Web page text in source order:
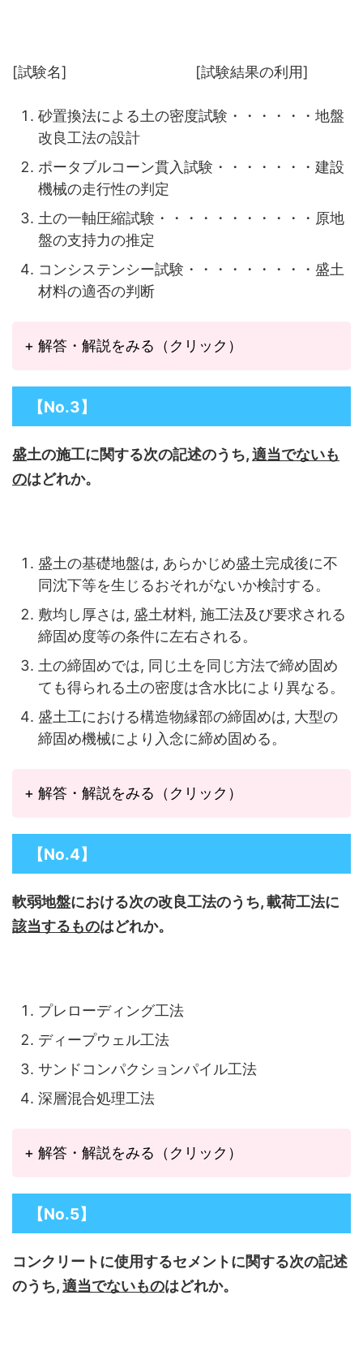
[試験名] [試験結果の利用]
砂置換法による土の密度試験・・・・・・地盤
改良工法の設計
ポータブルコーン貫入試験・・・・・・・建設
機械の走行性の判定
土の一軸圧縮試験・・・・・・・・・・・原地
盤の支持力の推定
コンシステンシー試験・・・・・・・・・盛土
材料の適否の判断
+ 解答・解説をみる（クリック）
【No.3】
盛土の施工に関する次の記述のうち,適当でないも
のはどれか。
盛土の基礎地盤は, あらかじめ盛土完成後に不
同沈下等を生じるおそれがないか検討する。
敷均し厚さは, 盛土材料, 施工法及び要求される
締固め度等の条件に左右される。
土の締固めでは, 同じ土を同じ方法で締め固め
ても得られる土の密度は含水比により異なる。
盛土工における構造物縁部の締固めは, 大型の
締固め機械により入念に締め固める。
+ 解答・解説をみる（クリック）
【No.4】
軟弱地盤における次の改良工法のうち, 載荷工法に
該当するものはどれか。
プレローディング工法
ディープウェル工法
サンドコンパクションパイル工法
深層混合処理工法
+ 解答・解説をみる（クリック）
【No.5】
コンクリートに使用するセメントに関する次の記述
のうち,適当でないものはどれか。